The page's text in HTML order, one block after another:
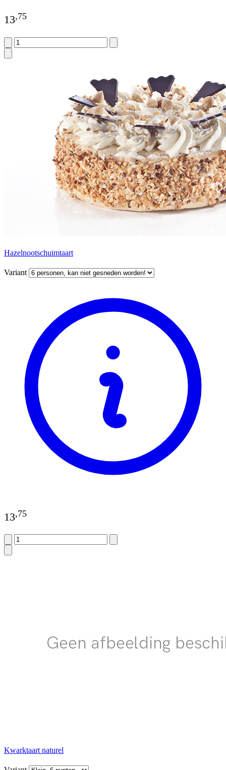
13,75
Hazelnootschuimtaart
Variant
13,75
Kwarktaart naturel